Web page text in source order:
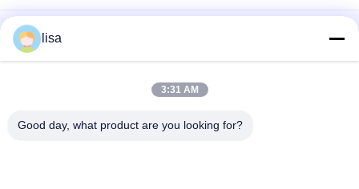
Wasserdichte elektronische Ohrzeichen für Vieh und
langlebige für die Tierhaltung
Tags mit Laser-gegravierter Nummerierung Dauerhafte Tier-
Identifikations-Tags zur Verfolgung von Rindern, Schweinen,
lisa
3:31 AM
Good day, what product are you looking for?